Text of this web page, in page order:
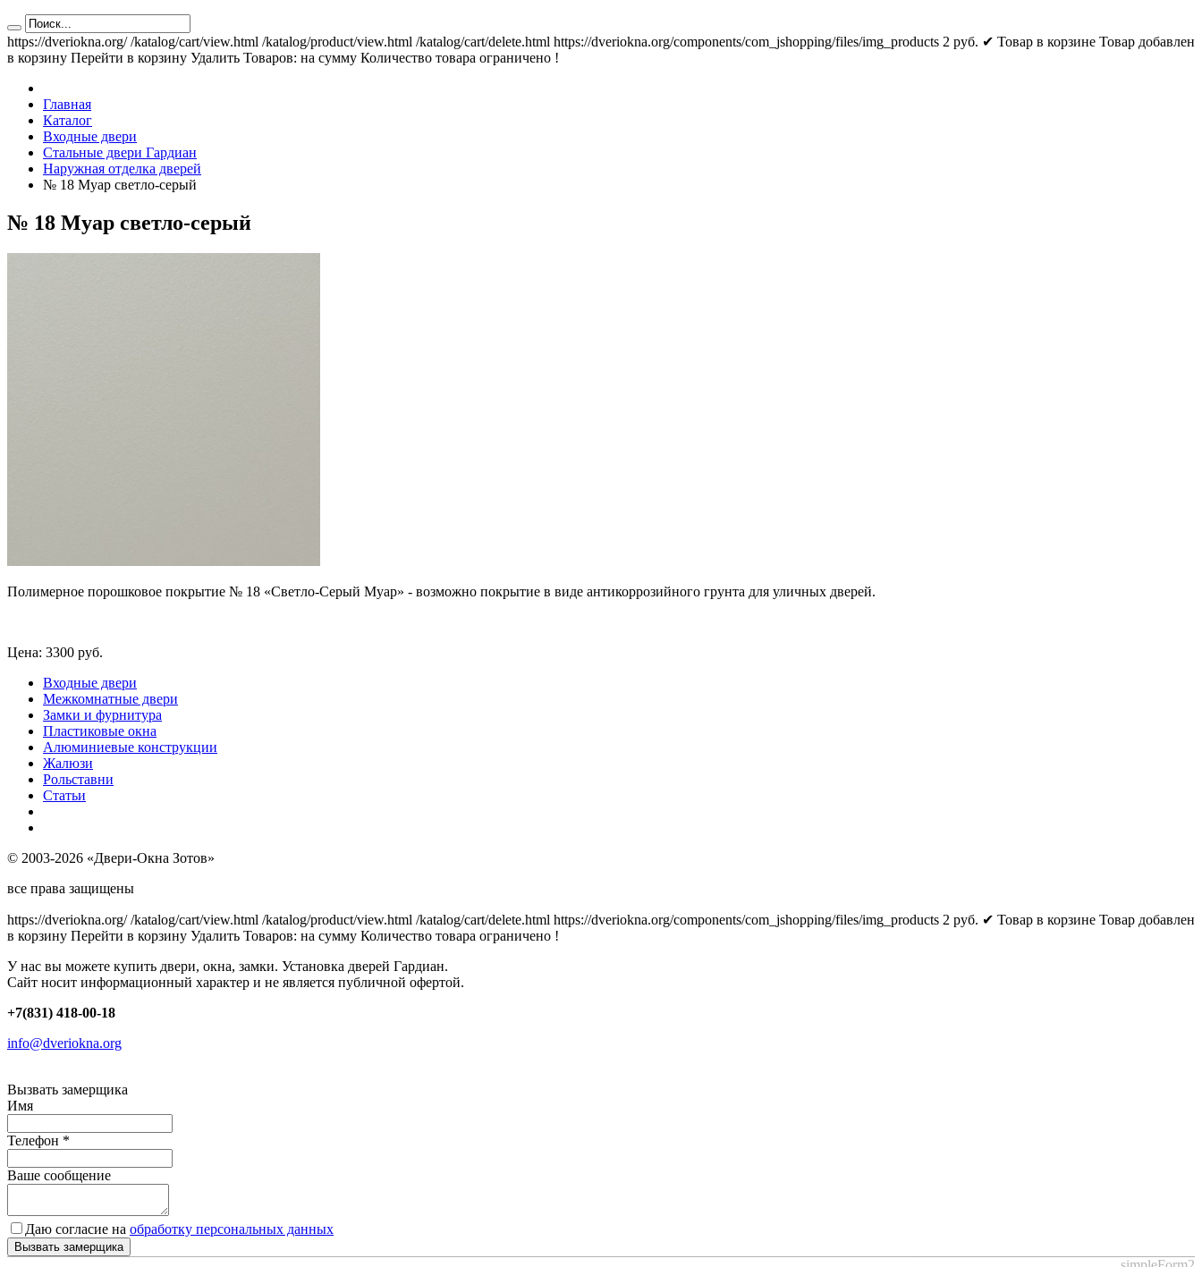
https://dveriokna.org/ /katalog/cart/view.html /katalog/product/view.html /katalog/cart/delete.html https://dveriokna.org/components/com_jshopping/files/img_products 2 руб. ✔ Товар в корзине Товар добавлен
в корзину Перейти в корзину Удалить Товаров: на сумму Количество товара ограничено !
Главная
Каталог
Входные двери
Стальные двери Гардиан
Наружная отделка дверей
№ 18 Муар cветло-cерый
№ 18 Муар cветло-cерый
Полимерное порошковое покрытие № 18 «Светло-Серый Муар» - возможно покрытие в виде антикоррозийного грунта для уличных дверей.
Цена: 3300 руб.
Входные двери
Межкомнатные двери
Замки и фурнитура
Пластиковые окна
Алюминиевые конструкции
Жалюзи
Рольставни
Статьи
© 2003-2026 «Двери-Окна Зотов»
все права защищены
https://dveriokna.org/ /katalog/cart/view.html /katalog/product/view.html /katalog/cart/delete.html https://dveriokna.org/components/com_jshopping/files/img_products 2 руб. ✔ Товар в корзине Товар добавлен
в корзину Перейти в корзину Удалить Товаров: на сумму Количество товара ограничено !
У нас вы можете купить двери, окна, замки. Установка дверей Гардиан.
Сайт носит информационный характер и не является публичной офертой.
+7(831) 418-00-18
info@dveriokna.org
Вызвать замерщика
Имя
Телефон *
Ваше сообщение
Даю согласие на обработку персональных данных
Вызвать замерщика